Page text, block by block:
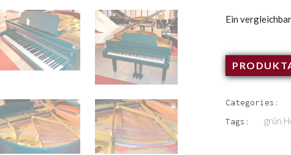
Ein
Categories:
Tags: grün